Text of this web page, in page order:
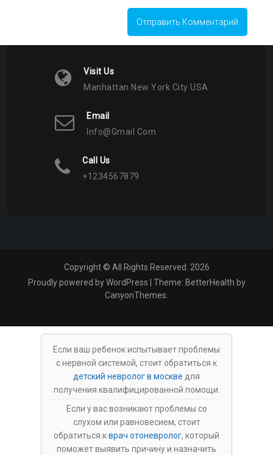
Visit Us
Manhattan New York City USA
Email
Info@gmail.com
Call Us
+1234567879
Copyright © All Rights Reserved. 2026
Proudly powered by WordPress | Theme: BetterHealth by
CanyonThemes
Если ваш ребенок испытывает проблемы
с нервной системой, стоит обратиться к
детский невролог в москве для
получения квалифицированной помощи.
Если у вас возникают проблемы со
слухом или равновесием, стоит
обратиться кврач отоневролог, который
поможет выявить причину и назначить